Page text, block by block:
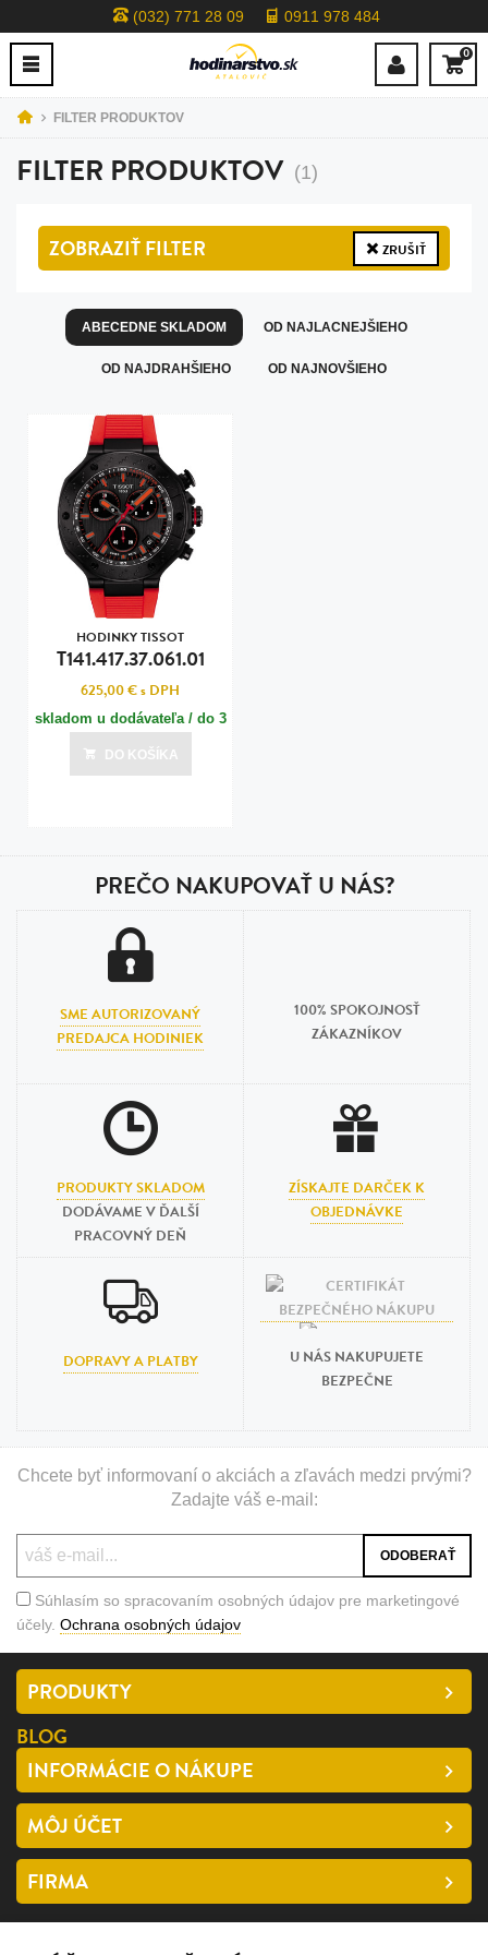
(032) 771 28 09 0911 978 484
0
FILTER PRODUKTOV
FILTER PRODUKTOV (1)
ZOBRAZIŤFILTER ZRUŠIŤ
ABECEDNE SKLADOM OD NAJLACNEJŠIEHO
OD NAJDRAHŠIEHO OD NAJNOVŠIEHO
HODINKY TISSOT
T141.417.37.061.01
625,00 €s DPH
skladom u dodávateľa / do 3
dní
Posledná aktualizácia dnes o 11:00
DO KOŠÍKA
PREČO NAKUPOVAŤ U NÁS?
SME AUTORIZOVANÝ
PREDAJCA HODINIEK
100% SPOKOJNOSŤ
ZÁKAZNÍKOV
PRODUKTY SKLADOM
DODÁVAME V ĎALŠÍ
PRACOVNÝ DEŇ
ZÍSKAJTE DARČEK K
OBJEDNÁVKE
DOPRAVY A PLATBY
U NÁS NAKUPUJETE
BEZPEČNE
Chcete byť informovaní o akciách a zľavách medzi prvými?
Zadajte váš e-mail:
Súhlasím so spracovaním osobných údajov pre marketingové
účely. Ochrana osobných údajov
PRODUKTY
BLOG
INFORMÁCIE O NÁKUPE
MÔJ ÚČET
FIRMA